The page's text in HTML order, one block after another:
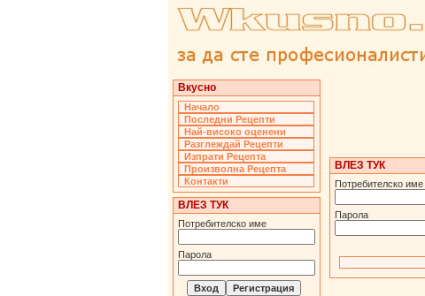
Вкусно
Начало
Последни Рецепти
Най-високо оценени
Разглеждай Рецепти
Изпрати Рецепта
Произволна Рецепта
Контакти
ВЛЕЗ ТУК
Потребителско име
Парола
ВЛЕЗ ТУК
Потребителско име
Парола